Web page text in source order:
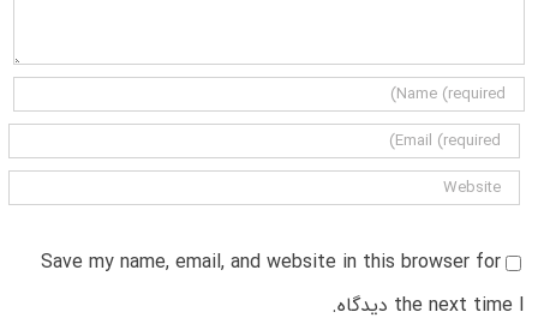
Save my name, email, and website in this browser for
the next time I دیدگاه.